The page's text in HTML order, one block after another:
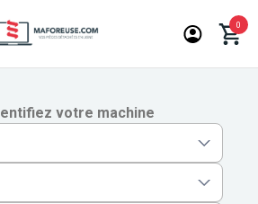
0
votre machine